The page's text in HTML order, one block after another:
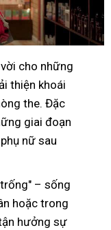
cho những
thiện khoái
the. Đặc
giai đoạn
nữ sau
– sống
hoặc trong
hưởng sự